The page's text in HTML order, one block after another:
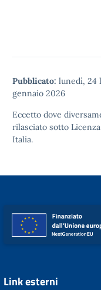
Pubblicato: lunedì, 24
gennaio 2026
Eccetto dove
rilasciato sotto
Italia.
Link esterni